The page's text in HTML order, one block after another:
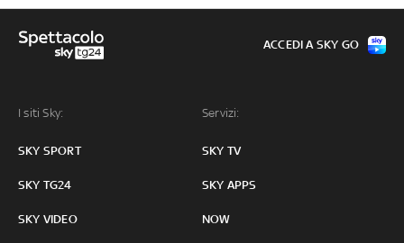
I siti Sky:
SKY SPORT
SKY TG24
SKY VIDEO
Servizi:
SKY TV
SKY APPS
NOW
ACCEDI A SKY GO